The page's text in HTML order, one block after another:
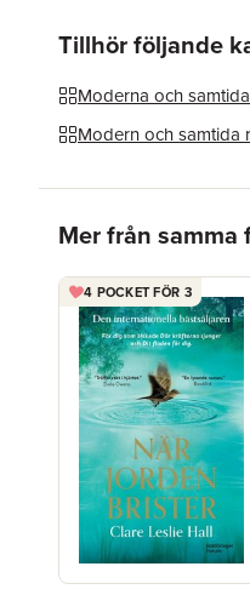
Tillhör följande
Moderna och
Modern och samtida
Mer från
4 POCKET FÖR 3